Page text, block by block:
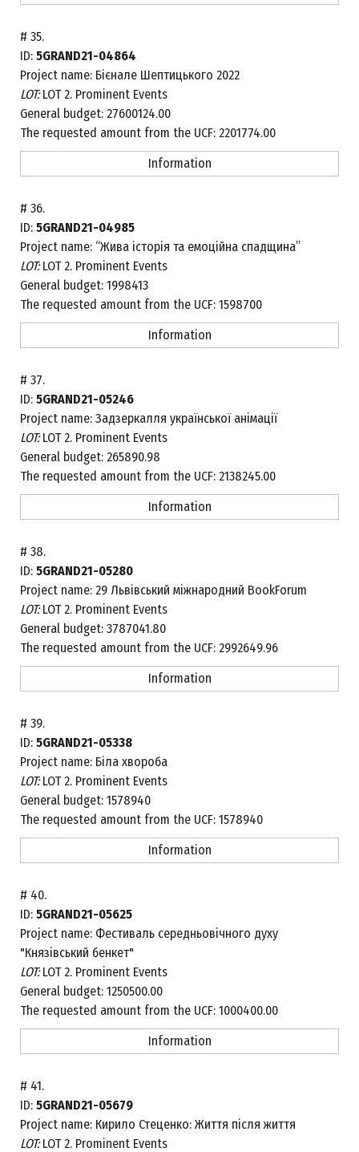
# 35.
ID: 5GRAND21-04864
Project name: Бієнале Шептицького 2022
LOT:LOT 2. Prominent Events
General budget: 27600124.00
The requested amount from the UCF: 2201774.00
Information
# 36.
ID: 5GRAND21-04985
Project name: “Жива історія та емоційна спадщина”
LOT:LOT 2. Prominent Events
General budget: 1998413
The requested amount from the UCF: 1598700
Information
# 37.
ID: 5GRAND21-05246
Project name: Задзеркалля української анімації
LOT:LOT 2. Prominent Events
General budget: 265890.98
The requested amount from the UCF: 2138245.00
Information
# 38.
ID: 5GRAND21-05280
Project name: 29 Львівський міжнародний BookForum
LOT:LOT 2. Prominent Events
General budget: 3787041.80
The requested amount from the UCF: 2992649.96
Information
# 39.
ID: 5GRAND21-05338
Project name: Біла хвороба
LOT:LOT 2. Prominent Events
General budget: 1578940
The requested amount from the UCF: 1578940
Information
# 40.
ID: 5GRAND21-05625
Project name: Фестиваль середньовічного духу
"Князівський бенкет"
LOT:LOT 2. Prominent Events
General budget: 1250500.00
The requested amount from the UCF: 1000400.00
Information
# 41.
ID: 5GRAND21-05679
Project name: Кирило Стеценко: Життя після життя
LOT:LOT 2. Prominent Events